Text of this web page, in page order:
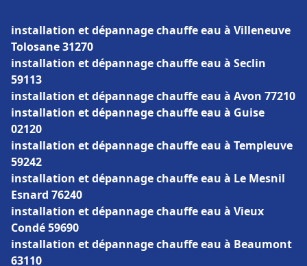
installation et dépannage chauffe eau à Villeneuve
Tolosane 31270
installation et dépannage chauffe eau à Seclin
59113
installation et dépannage chauffe eau à Avon 77210
installation et dépannage chauffe eau à Guise
02120
installation et dépannage chauffe eau à Templeuve
59242
installation et dépannage chauffe eau à Le Mesnil
Esnard 76240
installation et dépannage chauffe eau à Vieux
Condé 59690
installation et dépannage chauffe eau à Beaumont
63110